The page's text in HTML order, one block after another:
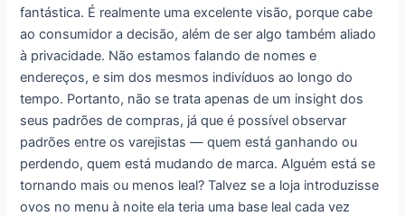
fantástica. É realmente uma excelente visão, porque cabe
ao consumidor a decisão, além de ser algo também aliado
à privacidade. Não estamos falando de nomes e
endereços, e sim dos mesmos indivíduos ao longo do
tempo. Portanto, não se trata apenas de um insight dos
seus padrões de compras, já que é possível observar
padrões entre os varejistas ― quem está ganhando ou
perdendo, quem está mudando de marca. Alguém está se
tornando mais ou menos leal? Talvez se a loja introduzisse
ovos no menu à noite ela teria uma base leal cada vez